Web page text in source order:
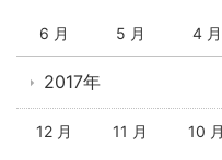
6 月 5 月 4 月
2017年
12 月 11 月 10 月